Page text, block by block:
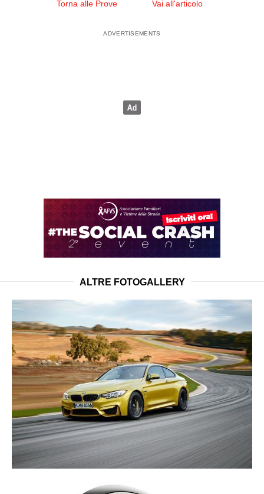
Torna alle Prove Vai all'articolo
ALTRE FOTOGALLERY